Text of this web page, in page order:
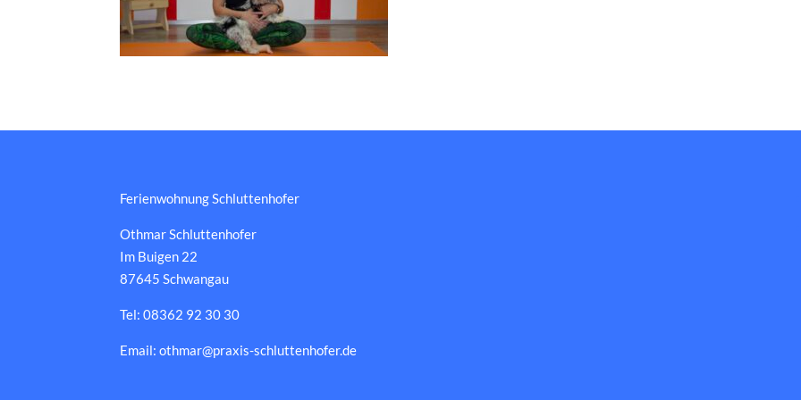
Ferienwohnung Schluttenhofer
Othmar Schluttenhofer
Im Buigen 22
87645 Schwangau
Tel: 08362 92 30 30
Email: othmar@praxis-schluttenhofer.de